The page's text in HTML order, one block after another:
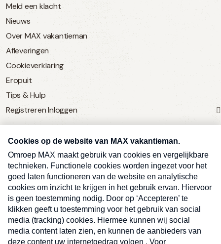
Meld een klacht
Nieuws
Over MAX vakantieman
Afleveringen
Cookieverklaring
Eropuit
Tips & Hulp
Registreren Inloggen
SERVICE
Over Omroep MAX
MAX Vandaag
MAX Meldpunt
Pers
Contact
Algemene voorwaarden